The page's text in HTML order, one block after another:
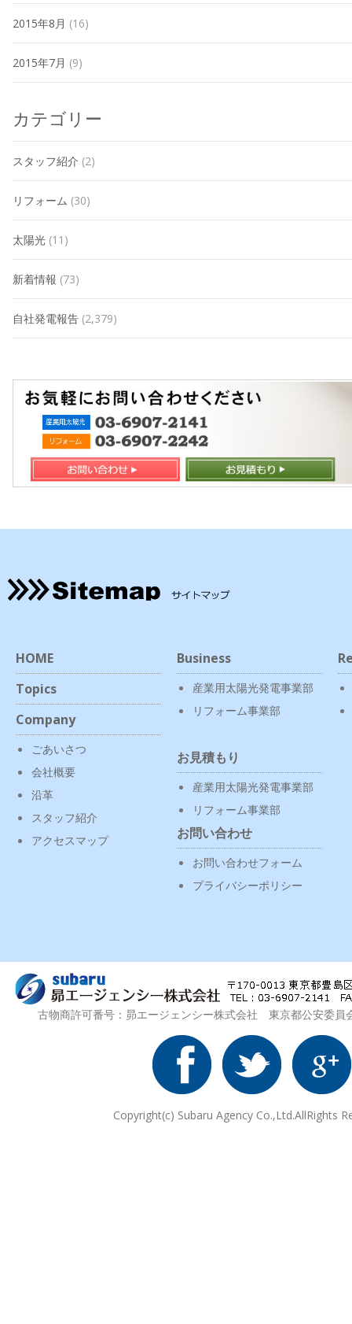
2015年8月 (16)
2015年7月 (9)
カテゴリー
スタッフ紹介 (2)
リフォーム (30)
太陽光 (11)
新着情報 (73)
自社発電報告 (2,379)
HOME
Topics
Company
ごあいさつ
会社概要
沿革
スタッフ紹介
アクセスマップ
Business
産業用太陽光発電事業部
リフォーム事業部
お見積もり
産業用太陽光発電事業部
リフォーム事業部
お問い合わせ
お問い合わせフォーム
プライバシーポリシー
古物商許可番号：昴エージェンシー株式会社 東京都公安委
Copyright(c) Subaru Agency Co.,Ltd.AllRights